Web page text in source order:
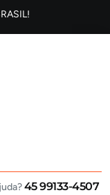
45 99133-4507